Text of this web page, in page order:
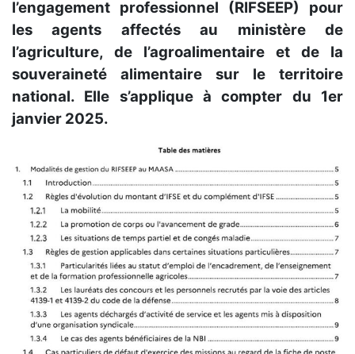
l’engagement professionnel (RIFSEEP) pour
les agents affectés au ministère de
l’agriculture, de l’agroalimentaire et de la
souveraineté alimentaire sur le territoire
national. Elle s’applique à compter du 1er
janvier 2025.